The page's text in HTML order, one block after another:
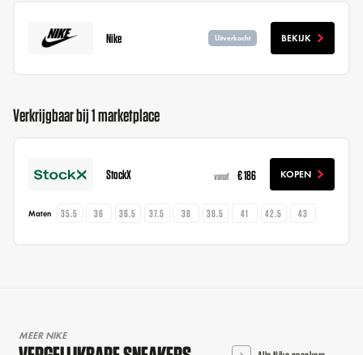
Nike Uitverkocht BEKIJK
Verkrijgbaar bij 1 marketplace
StockX vanaf € 186 KOPEN
Maten 35.5 36 36.5 37.5 38 38.5 41 42.5 43
MEER NIKE